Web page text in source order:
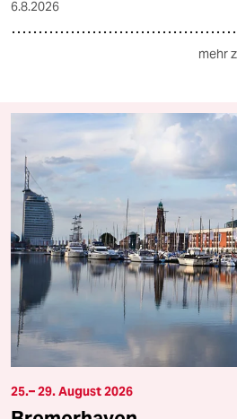
6.8.2026
mehr
25.– 29. August 2026